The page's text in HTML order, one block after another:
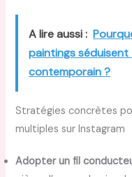
A lire aussi :
paintings
contemporain ?
Stratégies concrètes
multiples sur Instagram
Adopter un fil